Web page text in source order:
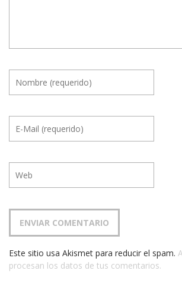
Este sitio usa Akismet para reducir el spam.
procesan los datos de tus comentarios.